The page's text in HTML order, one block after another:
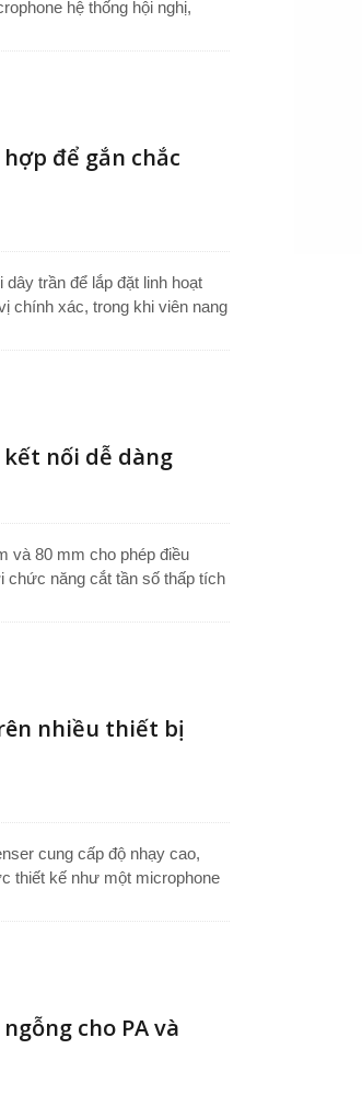
hệ thống hội nghị,
dựng với một viên nang
để gắn chắc
trần để lắp đặt linh hoạt
chính xác, trong khi viên nang
hệ thống hội nghị, bục phát
kết nối dễ dàng
và 80 mm cho phép điều
chức năng cắt tần số thấp tích
lectern hoặc hệ thống PA,
nhiều thiết bị
cung cấp độ nhạy cao,
thiết kế như một microphone
hệ thống công cộng này
cho PA và